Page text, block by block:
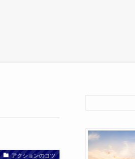
アクションのコツ